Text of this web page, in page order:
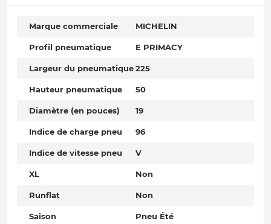
Marque commerciale MICHELIN
Profil pneumatique E PRIMACY
Largeur du pneumatique225
Hauteur pneumatique 50
Diamètre (en pouces) 19
Indice de charge pneu 96
Indice de vitesse pneu V
XL Non
Runflat Non
Saison Pneu Été